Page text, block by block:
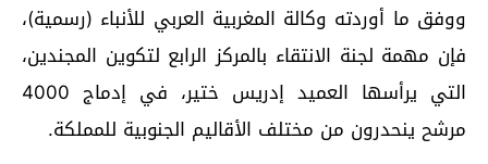
ووفق ما أوردته وكالة المغربية العربي للأنباء (رسمية)،
فإن مهمة لجنة الانتقاء بالمركز الرابع لتكوين المجندين،
التي يرأسها العميد إدريس ختير، في إدماج 4000
مرشح ينحدرون من مختلف الأقاليم الجنوبية للمملكة.